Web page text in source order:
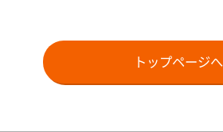
トップページへ